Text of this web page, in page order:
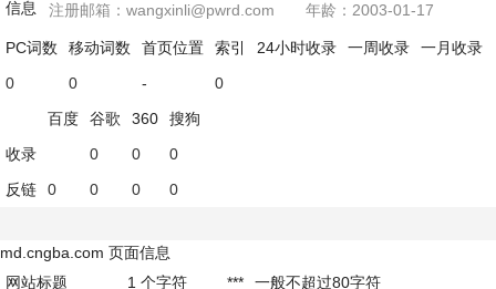
信息
注册邮箱：wangxinli@pwrd.com
年龄：2003-01-17
PC词数 移动词数 首页位置 索引 24小时收录 一周收录
一月收录
0
0 -
0
百度
谷歌 360
搜狗
收录
0 0
0
反链
0 0 0 0
md.cngba.com 页面信息
网站标题
1 个字符 *** 一般不超过80字符